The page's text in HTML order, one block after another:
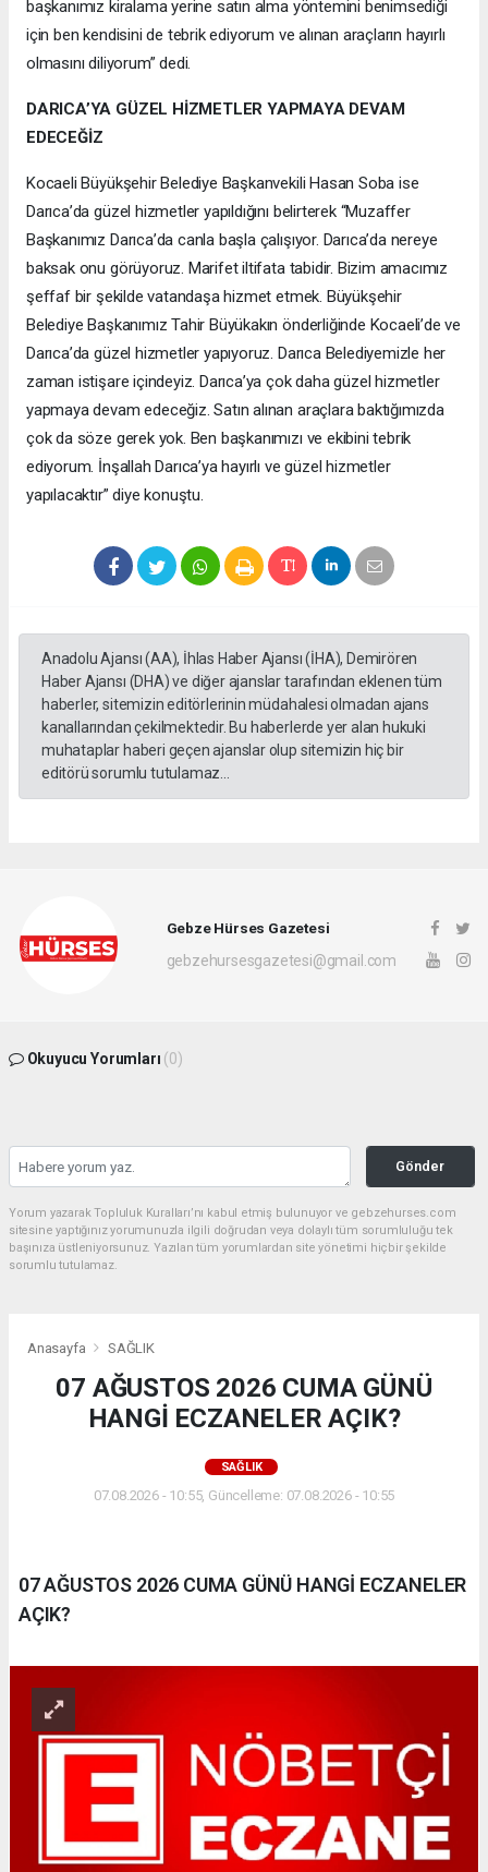
başkanımız kiralama yerine satın alma yöntemini benimsediği
için ben kendisini de tebrik ediyorum ve alınan araçların hayırlı
olmasını diliyorum” dedi.
DARICA’YA GÜZEL HİZMETLER YAPMAYA DEVAM
EDECEĞİZ
Kocaeli Büyükşehir Belediye Başkanvekili Hasan Soba ise
Darıca’da güzel hizmetler yapıldığını belirterek “Muzaffer
Başkanımız Darıca’da canla başla çalışıyor. Darıca’da nereye
baksak onu görüyoruz. Marifet iltifata tabidir. Bizim amacımız
şeffaf bir şekilde vatandaşa hizmet etmek. Büyükşehir
Belediye Başkanımız Tahir Büyükakın önderliğinde Kocaeli’de ve
Darıca’da güzel hizmetler yapıyoruz. Darıca Belediyemizle her
zaman istişare içindeyiz. Darıca’ya çok daha güzel hizmetler
yapmaya devam edeceğiz. Satın alınan araçlara baktığımızda
çok da söze gerek yok. Ben başkanımızı ve ekibini tebrik
ediyorum. İnşallah Darıca’ya hayırlı ve güzel hizmetler
yapılacaktır” diye konuştu.
Anadolu Ajansı (AA), İhlas Haber Ajansı (İHA), Demirören
Haber Ajansı (DHA) ve diğer ajanslar tarafından eklenen tüm
haberler, sitemizin editörlerinin müdahalesi olmadan ajans
kanallarından çekilmektedir. Bu haberlerde yer alan hukuki
muhataplar haberi geçen ajanslar olup sitemizin hiç bir
editörü sorumlu tutulamaz...
Gebze Hürses Gazetesi
gebzehursesgazetesi@gmail.com
Okuyucu Yorumları (0)
Gönder
Yorum yazarak Topluluk Kuralları’nı kabul etmiş bulunuyor ve gebzehurses.com
sitesine yaptığınız yorumunuzla ilgili doğrudan veya dolaylı tüm sorumluluğu tek
başınıza üstleniyorsunuz. Yazılan tüm yorumlardan site yönetimi hiçbir şekilde
sorumlu tutulamaz.
Anasayfa SAĞLIK
07 AĞUSTOS 2026 CUMA GÜNÜ
HANGİ ECZANELER AÇIK?
SAĞLIK
07.08.2026 - 10:55, Güncelleme: 07.08.2026 - 10:55
07 AĞUSTOS 2026 CUMA GÜNÜ HANGİ ECZANELER
AÇIK?